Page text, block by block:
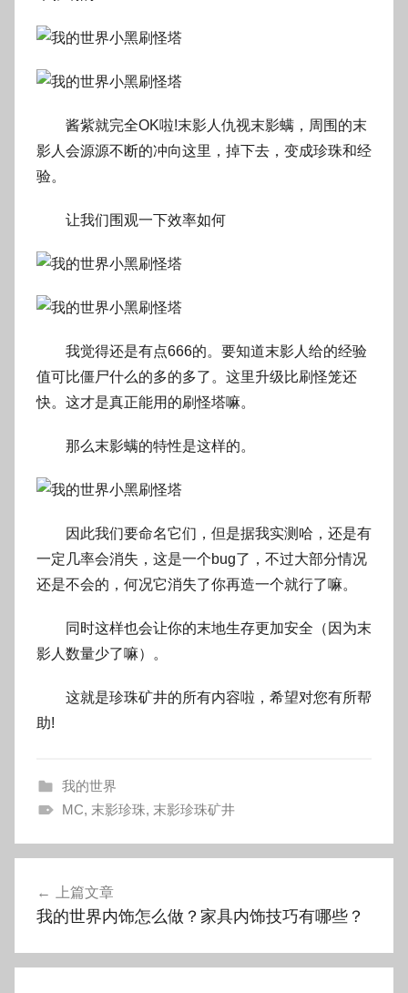
酱紫就完全OK啦!末影人仇视末影螨，周围的末
影人会源源不断的冲向这里，掉下去，变成珍珠和经
验。
让我们围观一下效率如何
我觉得还是有点666的。要知道末影人给的经验
值可比僵尸什么的多的多了。这里升级比刷怪笼还
快。这才是真正能用的刷怪塔嘛。
那么末影螨的特性是这样的。
因此我们要命名它们，但是据我实测哈，还是有
一定几率会消失，这是一个bug了，不过大部分情况
还是不会的，何况它消失了你再造一个就行了嘛。
同时这样也会让你的末地生存更加安全（因为末
影人数量少了嘛）。
这就是珍珠矿井的所有内容啦，希望对您有所帮
助!
我的世界
MC, 末影珍珠, 末影珍珠矿井
章
航
上篇文章
我的世界内饰怎么做？家具内饰技巧有哪些？